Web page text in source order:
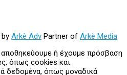
Arkè Adv Partner of Arkè Media
αποθηκεύουμε ή έχουμε πρόσβαση
όπως cookies και
δεδομένα, όπως μοναδικά